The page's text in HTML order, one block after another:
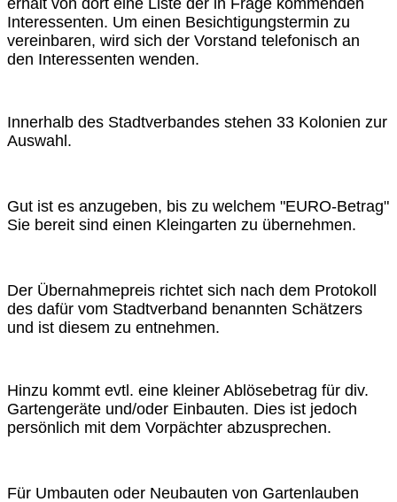
Interessenten. Um einen Besichtigungstermin zu
vereinbaren, wird sich der Vorstand telefonisch an
den Interessenten wenden.
Innerhalb des Stadtverbandes stehen 33 Kolonien zur
Auswahl.
Gut ist es anzugeben, bis zu welchem "EURO-Betrag"
Sie bereit sind einen Kleingarten zu übernehmen.
Der Übernahmepreis richtet sich nach dem Protokoll
des dafür vom Stadtverband benannten Schätzers
und ist diesem zu entnehmen.
Hinzu kommt evtl. eine kleiner Ablösebetrag für div.
Gartengeräte und/oder Einbauten. Dies ist jedoch
persönlich mit dem Vorpächter abzusprechen.
Für Umbauten oder Neubauten von Gartenlauben